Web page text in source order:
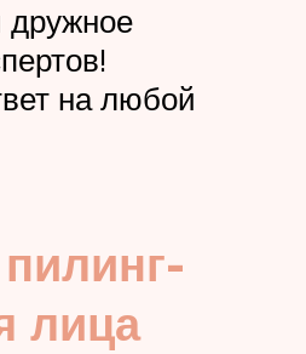
дружное
на любой
лица